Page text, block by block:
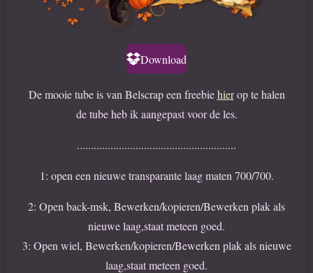
Download
De mooie tube is van Belscrap een freebiehierop te halen
de tube heb ik aangepast voor de les.
.........................................................
1: open een nieuwe transparante laag maten 700/700.
2: Open back-msk, Bewerken/kopieren/Bewerken plak als
nieuwe laag,staat meteen goed.
3: Open wiel, Bewerken/kopieren/Bewerken plak als nieuwe
laag,staat meteen goed.